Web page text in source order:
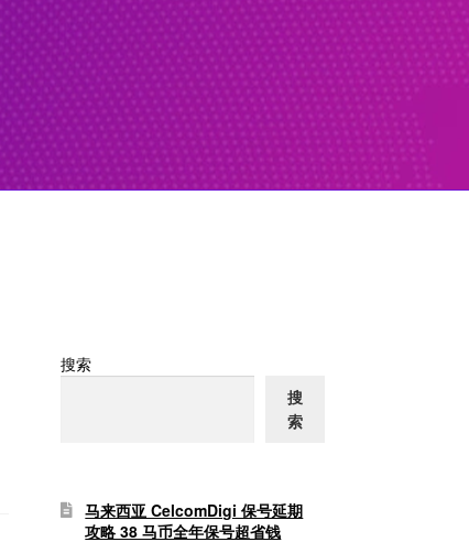
搜索
搜
索
马来西亚 CelcomDigi 保号延期
攻略 38 马币全年保号超省钱